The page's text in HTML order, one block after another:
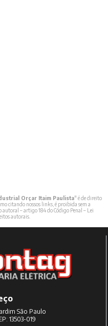
Orçar Itaim Paulista" é de direito
citando nossos links, é proibida sem a
– artigo 184 do Código Penal –
Lei
autorais.
São Paulo
13503-019